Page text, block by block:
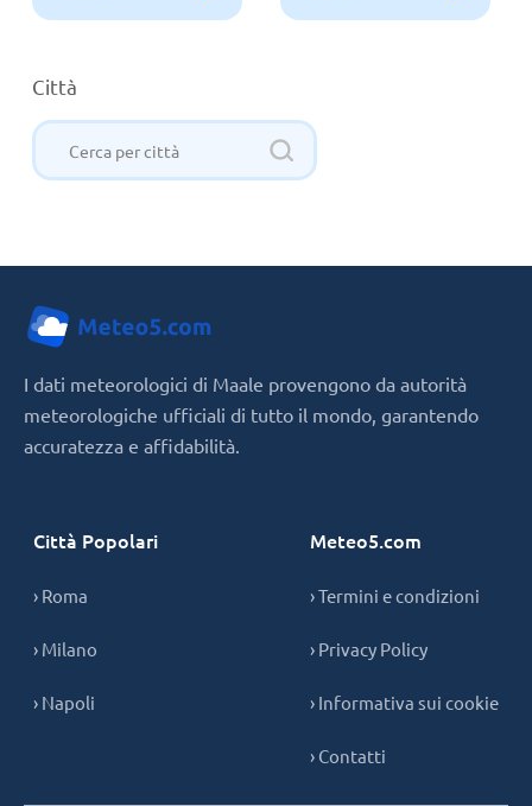
Città
I dati meteorologici di Maale provengono da autorità
meteorologiche ufficiali di tutto il mondo, garantendo
accuratezza e affidabilità.
Città Popolari
› Roma
› Milano
› Napoli
Meteo5.com
› Termini e condizioni
› Privacy Policy
› Informativa sui cookie
› Contatti